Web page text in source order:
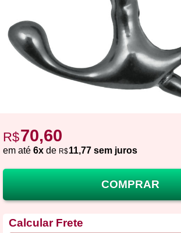
R$70,60
em até 6x de R$11,77 sem juros
COMPRAR
Calcular Frete